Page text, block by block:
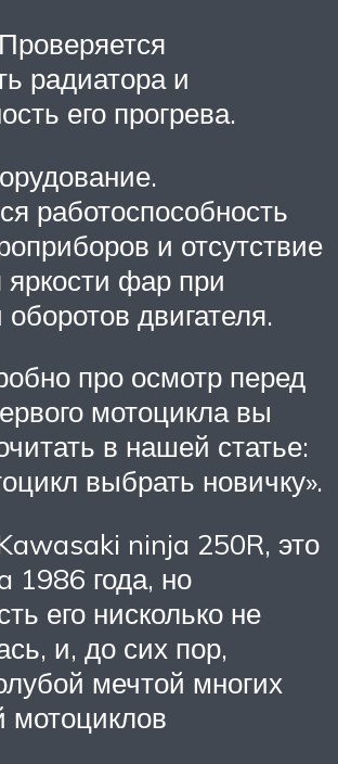
радиатора и
его прогрева.
работоспособность
и отсутствие
фар при
двигателя.
про осмотр перед
мотоцикла вы
в нашей статье:
выбрать новичку».
ninja 250R, это
1986 года, но
его нисколько не
и, до сих пор,
мечтой многих
мотоциклов